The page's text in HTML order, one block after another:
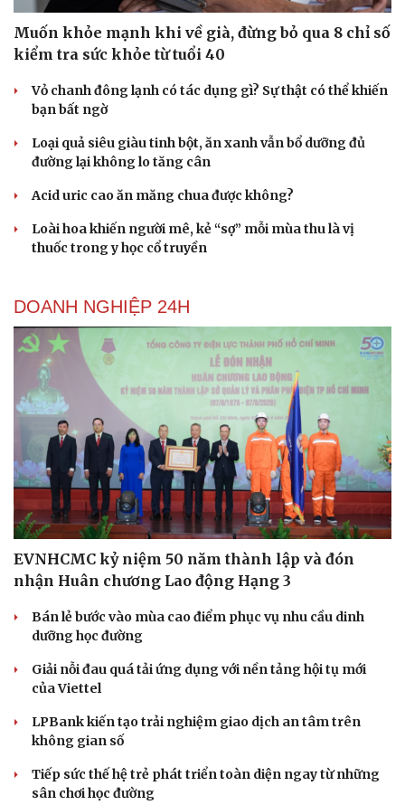
Tư vấn
check-in
Podcast
Cửa sổ tình yêu
Hạt giống tâm hồn
Muốn khỏe mạnh khi về già, đừng bỏ qua 8 chỉ số
kiểm tra sức khỏe từ tuổi 40
Vỏ chanh đông lạnh có tác dụng gì? Sự thật có thể khiến
bạn bất ngờ
Loại quả siêu giàu tinh bột, ăn xanh vẫn bổ dưỡng đủ
đường lại không lo tăng cân
Acid uric cao ăn măng chua được không?
Loài hoa khiến người mê, kẻ “sợ” mỗi mùa thu là vị
thuốc trong y học cổ truyền
DOANH NGHIỆP 24H
EVNHCMC kỷ niệm 50 năm thành lập và đón
nhận Huân chương Lao động Hạng 3
Bán lẻ bước vào mùa cao điểm phục vụ nhu cầu dinh
dưỡng học đường
Giải nỗi đau quá tải ứng dụng với nền tảng hội tụ mới
của Viettel
LPBank kiến tạo trải nghiệm giao dịch an tâm trên
không gian số
Tiếp sức thế hệ trẻ phát triển toàn diện ngay từ những
sân chơi học đường